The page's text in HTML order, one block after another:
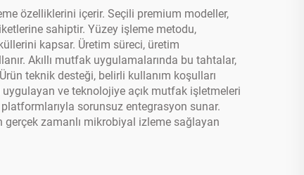
özelliklerini içerir. Seçili premium modeller,
sahiptir. Yüzey işleme metodu,
kapsar. Üretim süreci, üretim
Akıllı mutfak uygulamalarında bu tahtalar,
teknik desteği, belirli kullanım koşulları
ve teknolojiye açık mutfak işletmeleri
sorunsuz entegrasyon sunar.
gerçek zamanlı mikrobiyal izleme sağlayan